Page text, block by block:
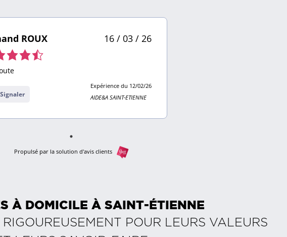
ROUX 16 / 03 / 26
Signaler
Expérience du 12/02/26
AIDE&A SAINT-ETIENNE
Propulsé par la solution d'avis clients
À DOMICILE À SAINT-ÉTIENNE
POUR LEURS VALEURS